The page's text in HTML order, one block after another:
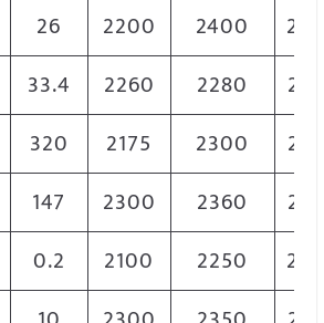
26 2200 2400
33.4 2260 2280
320 2175 2300
147 2300 2360
0.2 2100 2250